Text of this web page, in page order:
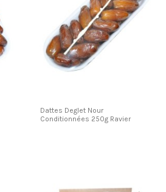
Dattes Deglet Nour
Conditionnées 250g Ravier